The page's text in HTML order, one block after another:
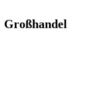
Großhandel